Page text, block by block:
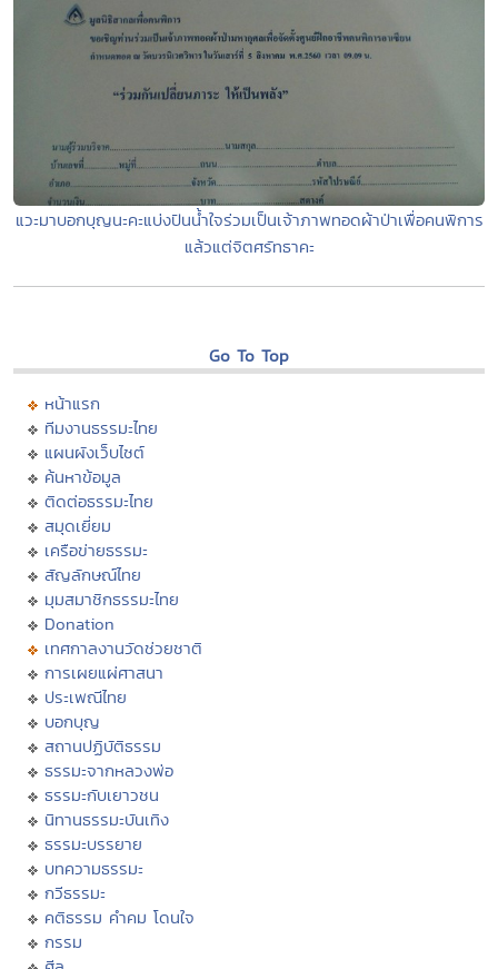
แวะมาบอกบุญนะคะแบ่งปันน้ำใจร่วมเป็นเจ้าภาพทอดผ้าป่าเพื่อคนพิการ
แล้วแต่จิตศรัทธาคะ
Go To Top
หน้าแรก
ทีมงานธรรมะไทย
แผนผังเว็บไซต์
ค้นหาข้อมูล
ติดต่อธรรมะไทย
สมุดเยี่ยม
เครือข่ายธรรมะ
สัญลักษณ์ไทย
มุมสมาชิกธรรมะไทย
Donation
เทศกาลงานวัดช่วยชาติ
การเผยแผ่ศาสนา
ประเพณีไทย
บอกบุญ
สถานปฏิบัติธรรม
ธรรมะจากหลวงพ่อ
ธรรมะกับเยาวชน
นิทานธรรมะบันเทิง
ธรรมะบรรยาย
บทความธรรมะ
กวีธรรมะ
คติธรรม คำคม โดนใจ
กรรม